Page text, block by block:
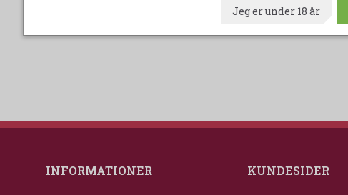
INFORMATIONER KUNDESIDER
Jeg er under 18 år